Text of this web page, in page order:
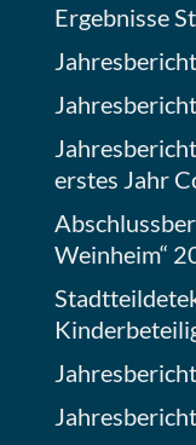
Ergebnisse
erstes Jahr
Weinheim“